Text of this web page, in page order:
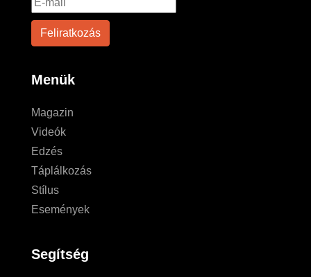
Menük
Magazin
Videók
Edzés
Táplálkozás
Stílus
Események
Segítség